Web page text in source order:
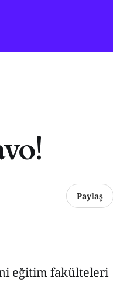
Paylaş
eğitim fakülteleri